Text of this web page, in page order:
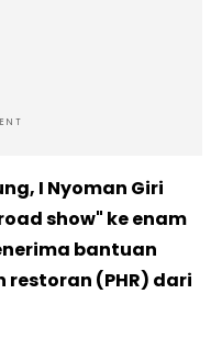
I Nyoman Giri
show" ke enam
bantuan
(PHR) dari